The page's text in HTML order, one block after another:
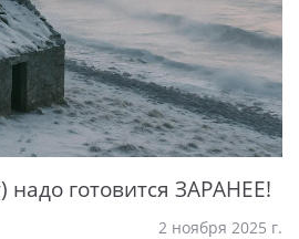
готовится ЗАРАНЕЕ!
2 ноября 2025 г.